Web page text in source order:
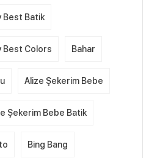
Best Batik
Best Colors Bahar
Alize Şekerim Bebe
Şekerim Bebe Batik
Bing Bang